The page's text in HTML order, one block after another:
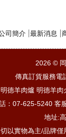
司簡介 最新消息
2026 ©
傳真訂貨服務電
明德羊肉爐 明德羊
：07-625-5240 客
地址:
以實物為主/品牌